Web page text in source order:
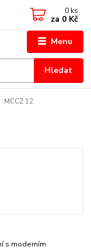
Menu
Hledat
0 ks
za 0 Kč
MCCZ 12
s moderním